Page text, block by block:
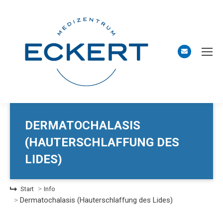
DERMATOCHALASIS
(HAUTERSCHLAFFUNG DES
LIDES)
Sie befinden sich hier:
Start Info
Dermatochalasis (Hauterschlaffung des Lides)